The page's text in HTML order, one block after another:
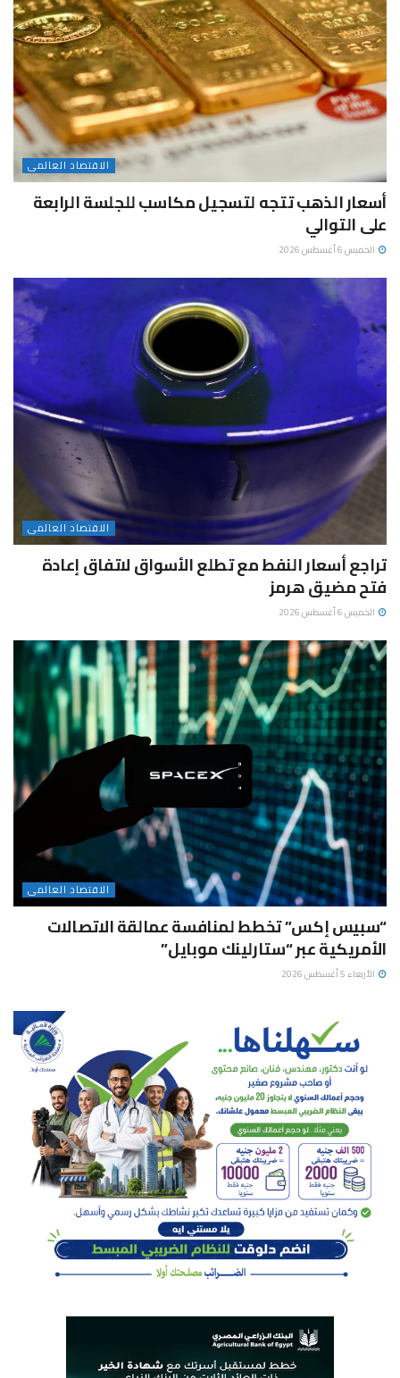
الاقتصاد العالمى
أسعار الذهب تتجه لتسجيل مكاسب للجلسة الرابعة
على التوالي
الخميس 6 أغسطس 2026
الاقتصاد العالمى
تراجع أسعار النفط مع تطلع الأسواق لاتفاق إعادة
فتح مضيق هرمز
الخميس 6 أغسطس 2026
الاقتصاد العالمى
“سبيس إكس” تخطط لمنافسة عمالقة الاتصالات
الأمريكية عبر “ستارلينك موبايل”
الأربعاء 5 أغسطس 2026